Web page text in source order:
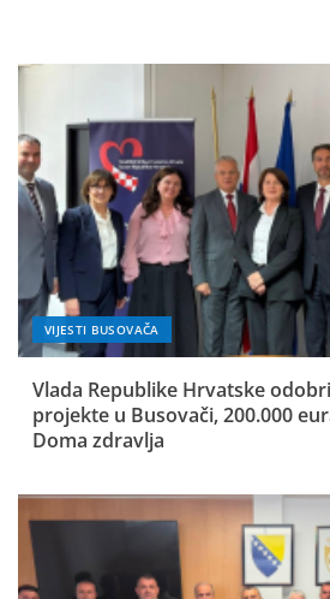
VIJESTI BUSOVAČA
Vlada Republike Hrvatske
projekte u Busovači, 200.000
Doma zdravlja